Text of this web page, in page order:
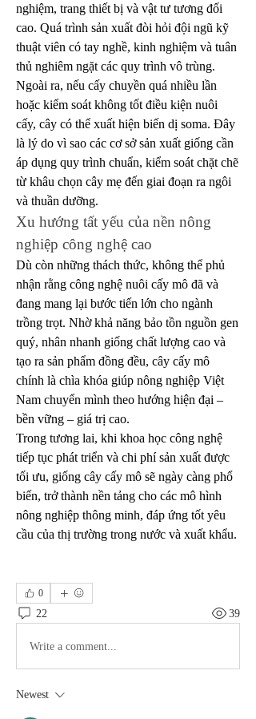
nghiệm, trang thiết bị và vật tư tương đối
cao. Quá trình sản xuất đòi hỏi đội ngũ kỹ
thuật viên có tay nghề, kinh nghiệm và tuân
thủ nghiêm ngặt các quy trình vô trùng.
Ngoài ra, nếu cấy chuyền quá nhiều lần
hoặc kiểm soát không tốt điều kiện nuôi
cấy, cây có thể xuất hiện biến dị soma. Đây
là lý do vì sao các cơ sở sản xuất giống cần
áp dụng quy trình chuẩn, kiểm soát chặt chẽ
từ khâu chọn cây mẹ đến giai đoạn ra ngôi
và thuần dưỡng.
Xu hướng tất yếu của nền nông
nghiệp công nghệ cao
Dù còn những thách thức, không thể phủ
nhận rằng công nghệ nuôi cấy mô đã và
đang mang lại bước tiến lớn cho ngành
trồng trọt. Nhờ khả năng bảo tồn nguồn gen
quý, nhân nhanh giống chất lượng cao và
tạo ra sản phẩm đồng đều, cây cấy mô
chính là chìa khóa giúp nông nghiệp Việt
Nam chuyển mình theo hướng hiện đại –
bền vững – giá trị cao.
Trong tương lai, khi khoa học công nghệ
tiếp tục phát triển và chi phí sản xuất được
tối ưu, giống cây cấy mô sẽ ngày càng phổ
biến, trở thành nền tảng cho các mô hình
nông nghiệp thông minh, đáp ứng tốt yêu
cầu của thị trường trong nước và xuất khẩu.
0
22 39
Write a comment...
Newest